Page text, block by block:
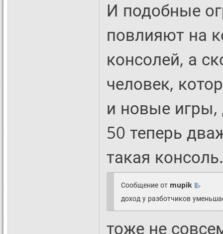
И подобные
повлияют на
консолей, а
человек,
и новые игры,
50 теперь
такая консоль.
Сообщение от mupik
доход у разботчиков
тоже не